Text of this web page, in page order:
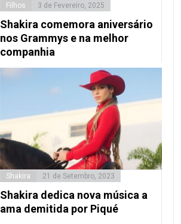
Filhos 3 de Fevereiro, 2025
Shakira comemora aniversário
nos Grammys e na melhor
companhia
Shakira 21 de Setembro, 2023
Shakira dedica nova música a
ama demitida por Piqué